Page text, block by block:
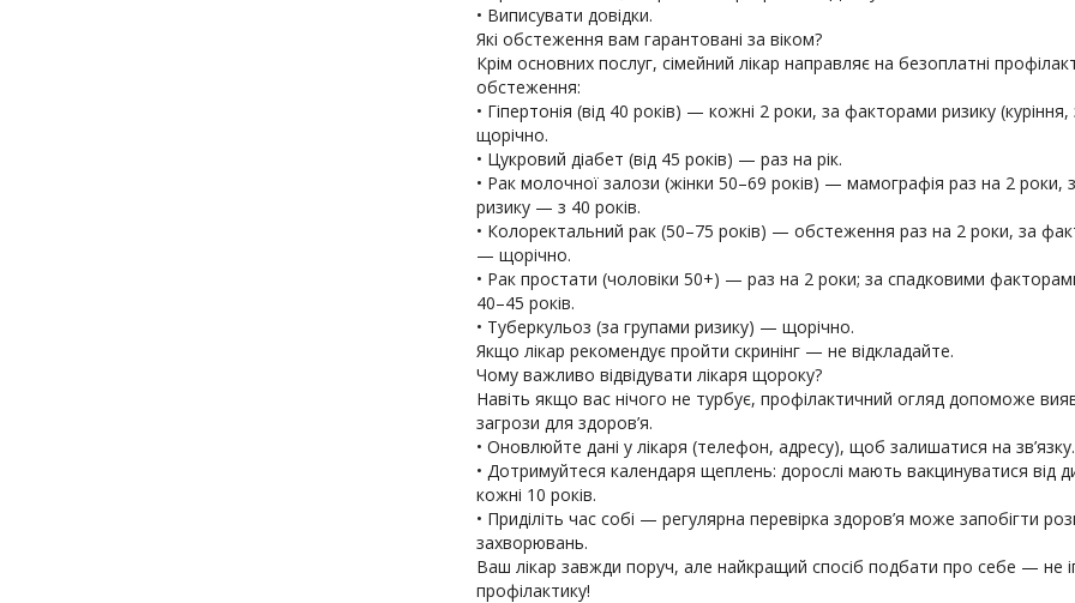
• Виписувати довідки.
Які обстеження вам гарантовані за віком?
Крім основних послуг, сімейний лікар направляє на безоплатні
обстеження:
• Гіпертонія (від 40 років) — кожні 2 роки, за факторами ризику
щорічно.
• Цукровий діабет (від 45 років) — раз на рік.
• Рак молочної залози (жінки 50–69 років) — мамографія раз на 2 роки,
ризику — з 40 років.
• Колоректальний рак (50–75 років) — обстеження раз на 2 роки, за
— щорічно.
• Рак простати (чоловіки 50+) — раз на 2 роки; за спадковими
40–45 років.
• Туберкульоз (за групами ризику) — щорічно.
Якщо лікар рекомендує пройти скринінг — не відкладайте.
Чому важливо відвідувати лікаря щороку?
Навіть якщо вас нічого не турбує, профілактичний огляд допоможе
загрози для здоров’я.
• Оновлюйте дані у лікаря (телефон, адресу), щоб залишатися на зв’язку.
• Дотримуйтеся календаря щеплень: дорослі мають вакцинуватися від
кожні 10 років.
• Приділіть час собі — регулярна перевірка здоров’я може запобігти
захворювань.
Ваш лікар завжди поруч, але найкращий спосіб подбати про себе — не
профілактику!